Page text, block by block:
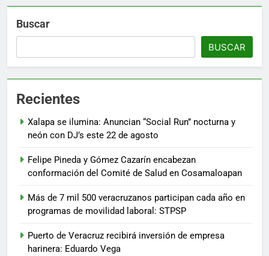
Buscar
BUSCAR
Recientes
Xalapa se ilumina: Anuncian “Social Run” nocturna y
neón con DJ’s este 22 de agosto
Felipe Pineda y Gómez Cazarín encabezan
conformación del Comité de Salud en Cosamaloapan
Más de 7 mil 500 veracruzanos participan cada año en
programas de movilidad laboral: STPSP
Puerto de Veracruz recibirá inversión de empresa
harinera: Eduardo Vega